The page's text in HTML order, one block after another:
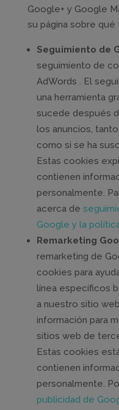
Google+ y Google
su página sobre
Seguimiento de
seguimiento de
AdWords . El
una herramienta
sucede después
los anuncios,
como si se ha
Estas cookies
contienen
personalmente.
acerca de
Google y la
Remarketing
remarketing de
cookies para
línea específicos
a nuestro sitio
información para
sitios web de
Estas cookies
contienen
personalmente.
publicidad de